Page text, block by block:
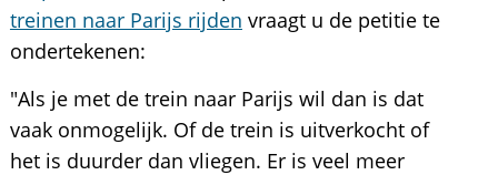
treinen naar Parijs rijden vraagt u de petitie te
ondertekenen:
"Als je met de trein naar Parijs wil dan is dat
vaak onmogelijk. Of de trein is uitverkocht of
het is duurder dan vliegen. Er is veel meer